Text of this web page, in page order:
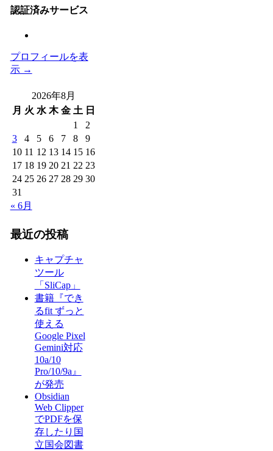
認証済みサービス
プロフィールを表
示 →
2026年8月
月 火 水 木 金 土 日
1
2
3
4 5 6 7 8
9
10 11 12 13 14 15 16
17 18 19 20 21 22 23
24 25 26 27 28 29 30
31
« 6月
最近の投稿
キャプチャ
ツール
「SliCap」
書籍『でき
るfit ずっと
使える
Google Pixel
Gemini対応
10a/10
Pro/10/9a』
が発売
Obsidian
Web Clipper
でPDFを保
存したり国
立国会図書